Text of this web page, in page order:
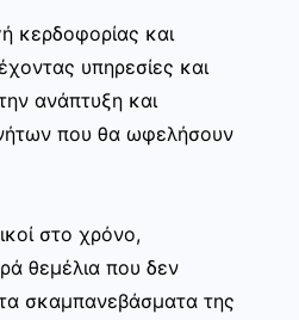
κερδοφορίας και
υπηρεσίες και
ανάπτυξη και
που θα ωφελήσουν
στο χρόνο,
θεμέλια που δεν
σκαμπανεβάσματα της